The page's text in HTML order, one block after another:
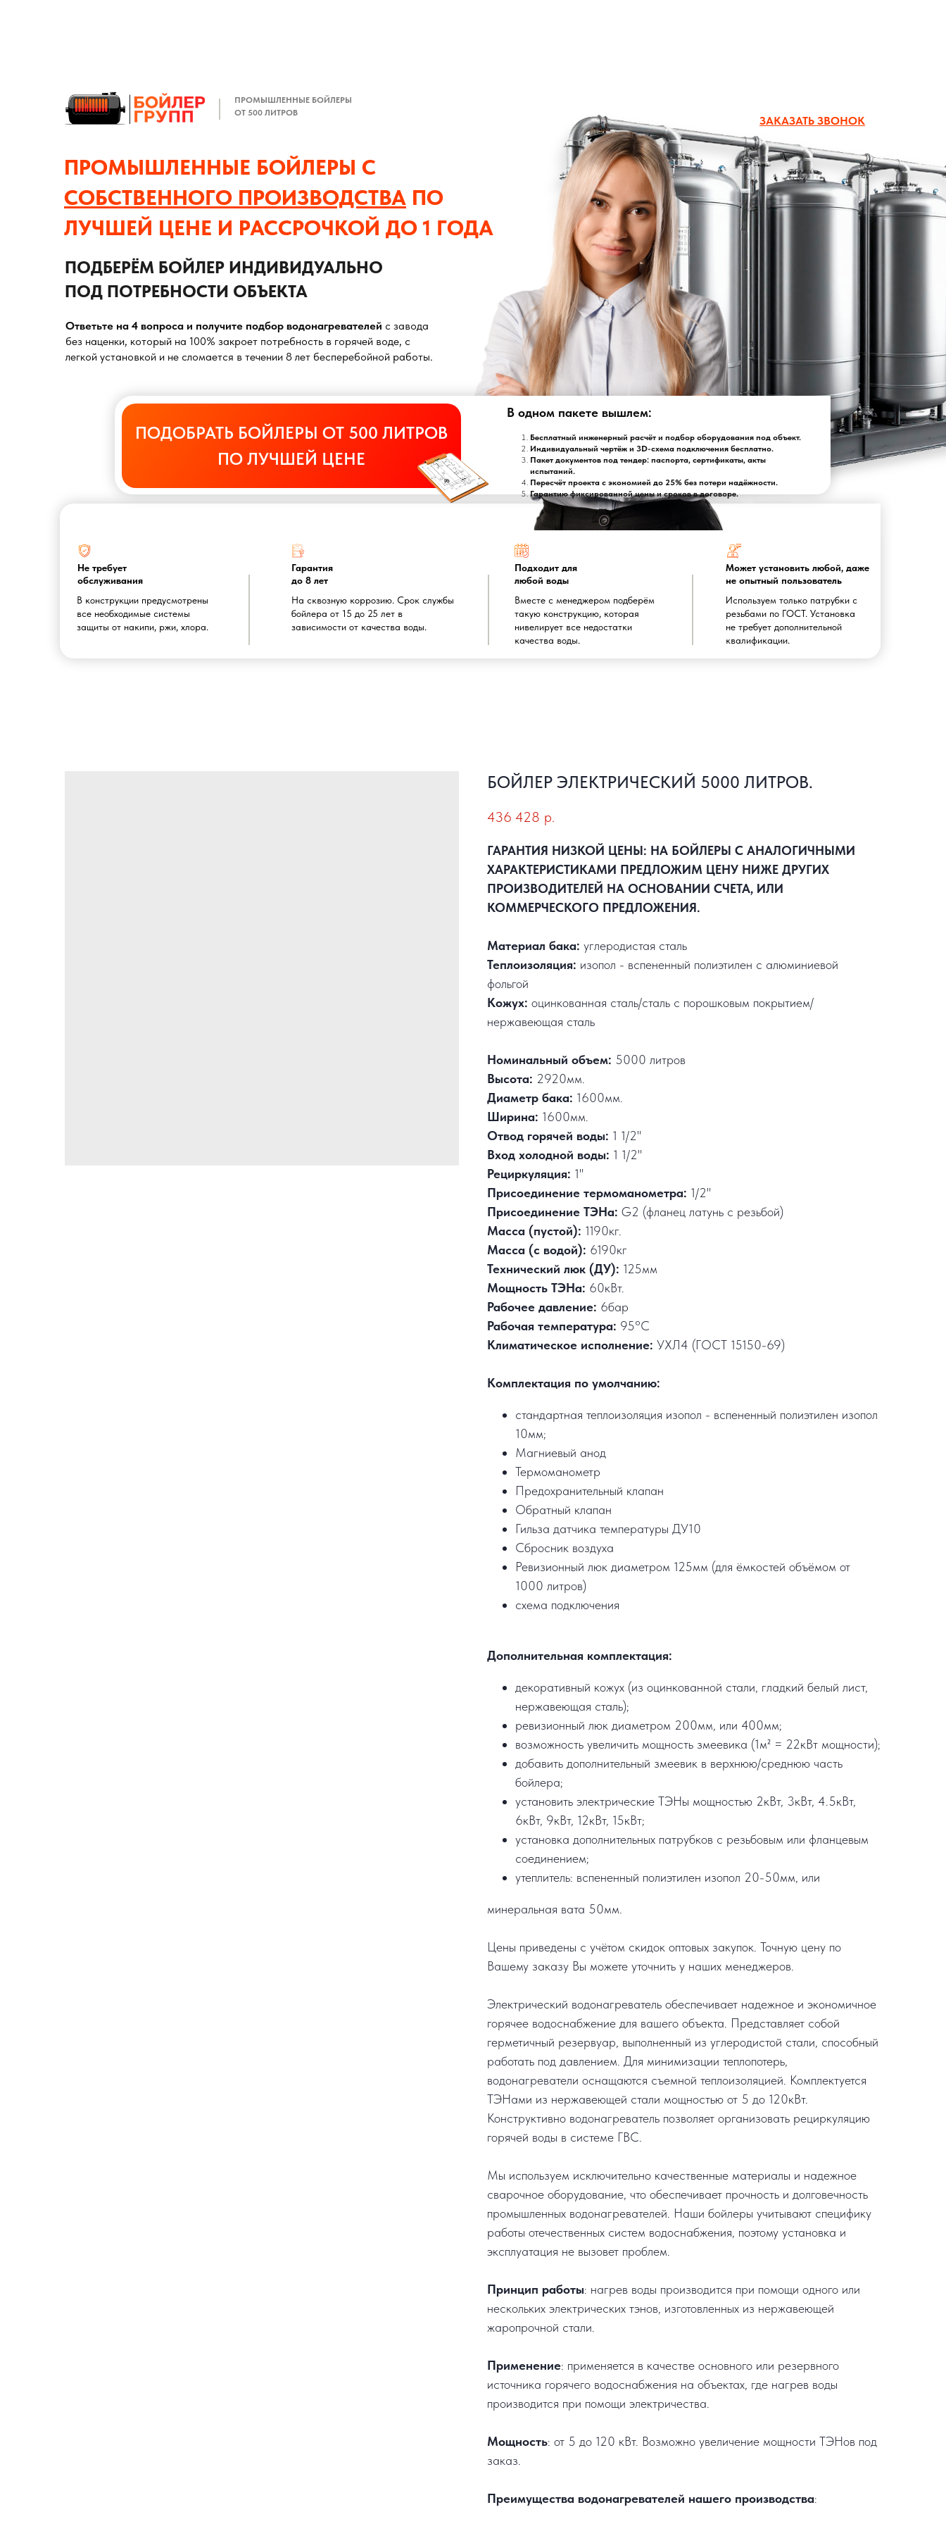
Ответьте на 4 вопроса и получите подбор водонагревателей с завода
без наценки, который на 100% закроет потребность в горячей воде, с
легкой установкой и не сломается в течении 8 лет бесперебойной работы.
В одном пакете вышлем:
Бесплатный инженерный расчёт и подбор оборудования под объект.
Индивидуальный чертёж и 3D-схема подключения бесплатно.
Пакет документов под тендер: паспорта, сертификаты, акты
испытаний.
Пересчёт проекта с экономией до 25% без потери надёжности.
Гарантию фиксированной цены и сроков в договоре.
ПРОМЫШЛЕННЫЕ БОЙЛЕРЫ С
СОБСТВЕННОГО ПРОИЗВОДСТВА ПО
ЛУЧШЕЙ ЦЕНЕ И РАССРОЧКОЙ ДО 1 ГОДА
ПОДБЕРЁМ БОЙЛЕР ИНДИВИДУАЛЬНО
ПОД ПОТРЕБНОСТИ ОБЪЕКТА
Не требует
обслуживания
В конструкции предусмотрены
все необходимые системы
защиты от накипи, ржи, хлора.
Гарантия
до 8 лет
ПРОМЫШЛЕННЫЕ БОЙЛЕРЫ
ОТ 500 ЛИТРОВ
На сквозную коррозию. Срок службы
бойлера от 15 до 25 лет в
зависимости от качества воды.
Подходит для
любой воды
Вместе с менеджером подберём
такую конструкцию, которая
нивелирует все недостатки
качества воды.
Может установить любой, даже
не опытный пользователь
Используем только патрубки с
резьбами по ГОСТ. Установка
не требует дополнительной
квалификации.
ЗАКАЗАТЬ ЗВОНОК
ПОДОБРАТЬ БОЙЛЕРЫ ОТ 500 ЛИТРОВ
ПО ЛУЧШЕЙ ЦЕНЕ
БОЙЛЕР ЭЛЕКТРИЧЕСКИЙ 5000 ЛИТРОВ.
436 428 р.
ГАРАНТИЯ НИЗКОЙ ЦЕНЫ: НА БОЙЛЕРЫ С АНАЛОГИЧНЫМИ
ХАРАКТЕРИСТИКАМИ ПРЕДЛОЖИМ ЦЕНУ НИЖЕ ДРУГИХ
ПРОИЗВОДИТЕЛЕЙ НА ОСНОВАНИИ СЧЕТА, ИЛИ
КОММЕРЧЕСКОГО ПРЕДЛОЖЕНИЯ.
Материал бака: углеродистая сталь
Теплоизоляция: изопол - вспененный полиэтилен с алюминиевой
фольгой
Кожух: оцинкованная сталь/сталь с порошковым покрытием/
нержавеющая сталь
Номинальный объем: 5000 литров
Высота: 2920мм.
Диаметр бака: 1600мм.
Ширина: 1600мм.
Отвод горячей воды: 1 1/2"
Вход холодной воды: 1 1/2"
Рециркуляция: 1"
Присоединение термоманометра: 1/2"
Присоединение ТЭНа: G2 (фланец латунь с резьбой)
Масса (пустой): 1190кг.
Масса (с водой): 6190кг
Технический люк (ДУ): 125мм
Мощность ТЭНа: 60кВт.
Рабочее давление: 6бар
Рабочая температура: 95°C
Климатическое исполнение: УХЛ4 (ГОСТ 15150-69)
Комплектация по умолчанию:
стандартная теплоизоляция изопол - вспененный полиэтилен изопол
10мм;
Магниевый анод
Термоманометр
Предохранительный клапан
Обратный клапан
Гильза датчика температуры ДУ10
Сбросник воздуха
Ревизионный люк диаметром 125мм (для ёмкостей объёмом от
1000 литров)
схема подключения
Дополнительная комплектация:
декоративный кожух (из оцинкованной стали, гладкий белый лист,
нержавеющая сталь);
ревизионный люк диаметром 200мм, или 400мм;
возможность увеличить мощность змеевика (1м² = 22кВт мощности);
добавить дополнительный змеевик в верхнюю/среднюю часть
бойлера;
установить электрические ТЭНы мощностью 2кВт, 3кВт, 4.5кВт,
6кВт, 9кВт, 12кВт, 15кВт;
установка дополнительных патрубков с резьбовым или фланцевым
соединением;
утеплитель: вспененный полиэтилен изопол 20-50мм, или
минеральная вата 50мм.
Цены приведены с учётом скидок оптовых закупок. Точную цену по
Вашему заказу Вы можете уточнить у наших менеджеров.
Электрический водонагреватель обеспечивает надежное и экономичное
горячее водоснабжение для вашего объекта. Представляет собой
герметичный резервуар, выполненный из углеродистой стали, способный
работать под давлением. Для минимизации теплопотерь,
водонагреватели оснащаются съемной теплоизоляцией. Комплектуется
ТЭНами из нержавеющей стали мощностью от 5 до 120кВт.
Конструктивно водонагреватель позволяет организовать рециркуляцию
горячей воды в системе ГВС.
Мы используем исключительно качественные материалы и надежное
сварочное оборудование, что обеспечивает прочность и долговечность
промышленных водонагревателей. Наши бойлеры учитывают специфику
работы отечественных систем водоснабжения, поэтому установка и
эксплуатация не вызовет проблем.
Принцип работы: нагрев воды производится при помощи одного или
нескольких электрических тэнов, изготовленных из нержавеющей
жаропрочной стали.
Применение: применяется в качестве основного или резервного
источника горячего водоснабжения на объектах, где нагрев воды
производится при помощи электричества.
Мощность: от 5 до 120 кВт. Возможно увеличение мощности ТЭНов под
заказ.
Преимущества водонагревателей нашего производства: